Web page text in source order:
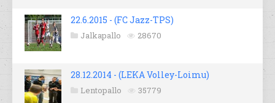
22.6.2015 - (FC Jazz-TPS)
Jalkapallo 28670
28.12.2014 - (LEKA Volley-Loimu)
Lentopallo 35779